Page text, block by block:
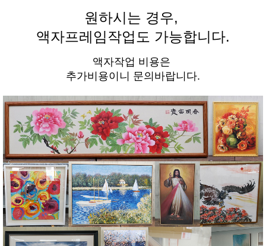
원하시는 경우,
액자프레임작업도 가능합니다.
액자작업 비용은
추가비용이니 문의바랍니다.